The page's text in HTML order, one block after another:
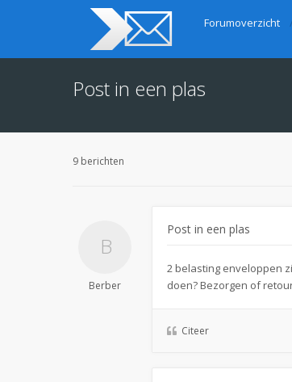
Forumoverzicht
Post in een plas
9 berichten
Berber
Post in een plas
2 belasting enveloppen
doen? Bezorgen of
Citeer